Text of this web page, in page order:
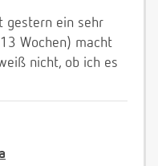
gestern ein sehr
Wochen) macht
nicht, ob ich es